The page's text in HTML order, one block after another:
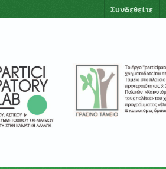
Συνδεθείτε